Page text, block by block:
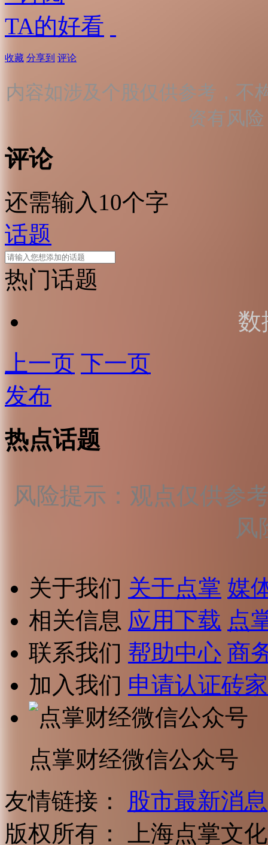
TA的好看
收藏 分享到 评论
内容如涉及个股仅供参考，不
资有风
评论
还需输入10个字
话题
热门话题
数
上一页 下一页
发布
热点话题
风险提示：观点仅供参
风
关于我们 关于点掌 媒
相关信息 应用下载 点
联系我们 帮助中心 商
加入我们 申请认证砖家
点掌财经微信公众号
友情链接：
股市最新消息
版权所有：
上海点掌文